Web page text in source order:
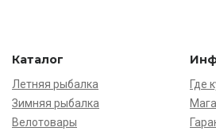
Каталог
Летняя рыбалка
Зимняя рыбалка
Велотовары
Где